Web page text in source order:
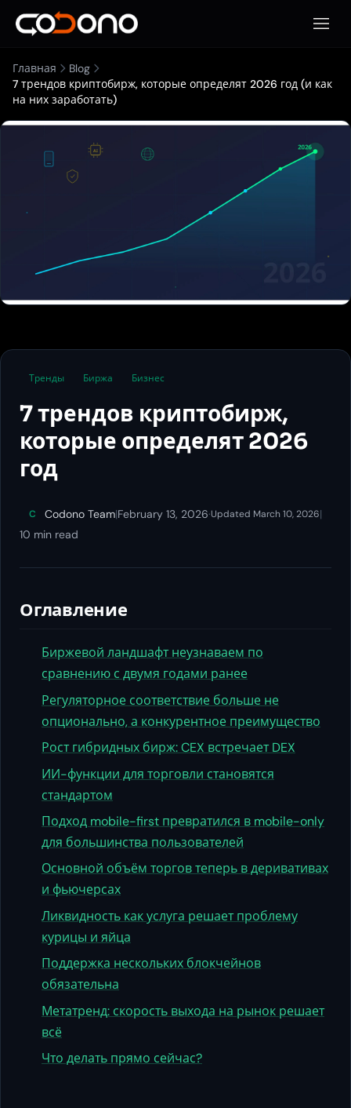
Главная
Blog
7 трендов криптобирж, которые определят 2026 год (и как
на них заработать)
Тренды Биржа Бизнес
7 трендов криптобирж,
которые определят 2026
год
C Codono Team|February 13, 2026·Updated March 10, 2026|
10 min read
Оглавление
Биржевой ландшафт неузнаваем по
сравнению с двумя годами ранее
Регуляторное соответствие больше не
опционально, а конкурентное преимущество
Рост гибридных бирж: CEX встречает DEX
ИИ-функции для торговли становятся
стандартом
Подход mobile-first превратился в mobile-only
для большинства пользователей
Основной объём торгов теперь в деривативах
и фьючерсах
Ликвидность как услуга решает проблему
курицы и яйца
Поддержка нескольких блокчейнов
обязательна
Метатренд: скорость выхода на рынок решает
всё
Что делать прямо сейчас?